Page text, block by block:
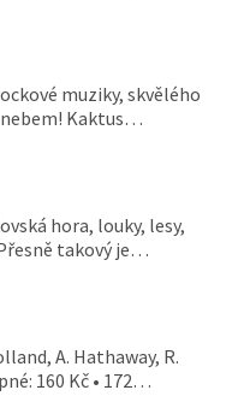
muziky, skvělého
Kaktus…
hora, louky, lesy,
takový je…
A. Hathaway, R.
160 Kč • 172…